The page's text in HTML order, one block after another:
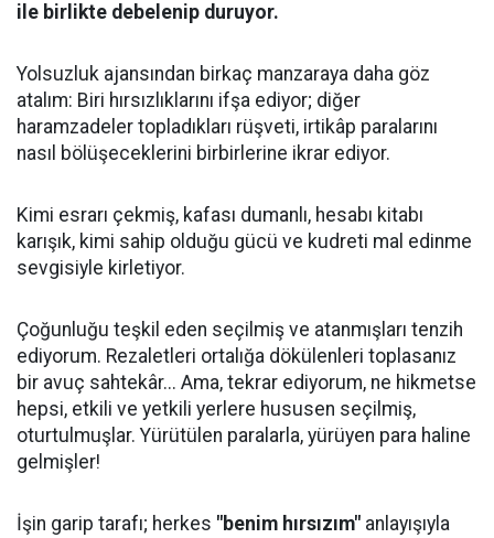
ile birlikte debelenip duruyor.
Yolsuzluk ajansından birkaç manzaraya daha göz
atalım: Biri hırsızlıklarını ifşa ediyor; diğer
haramzadeler topladıkları rüşveti, irtikâp paralarını
nasıl bölüşeceklerini birbirlerine ikrar ediyor.
Kimi esrarı çekmiş, kafası dumanlı, hesabı kitabı
karışık, kimi sahip olduğu gücü ve kudreti mal edinme
sevgisiyle kirletiyor.
Çoğunluğu teşkil eden seçilmiş ve atanmışları tenzih
ediyorum. Rezaletleri ortalığa dökülenleri toplasanız
bir avuç sahtekâr... Ama, tekrar ediyorum, ne hikmetse
hepsi, etkili ve yetkili yerlere hususen seçilmiş,
oturtulmuşlar. Yürütülen paralarla, yürüyen para haline
gelmişler!
İşin garip tarafı; herkes "benim hırsızım" anlayışıyla